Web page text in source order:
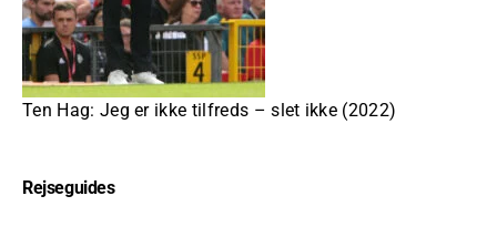
Ten Hag: Jeg er ikke tilfreds – slet ikke (2022)
Rejseguides